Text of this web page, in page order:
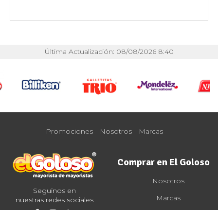
Última Actualización: 08/08/2026 8:40
Promociones Nosotros Marcas
Seguinos en
nuestras redes sociales
Comprar en El Goloso
Nosotros
Marcas